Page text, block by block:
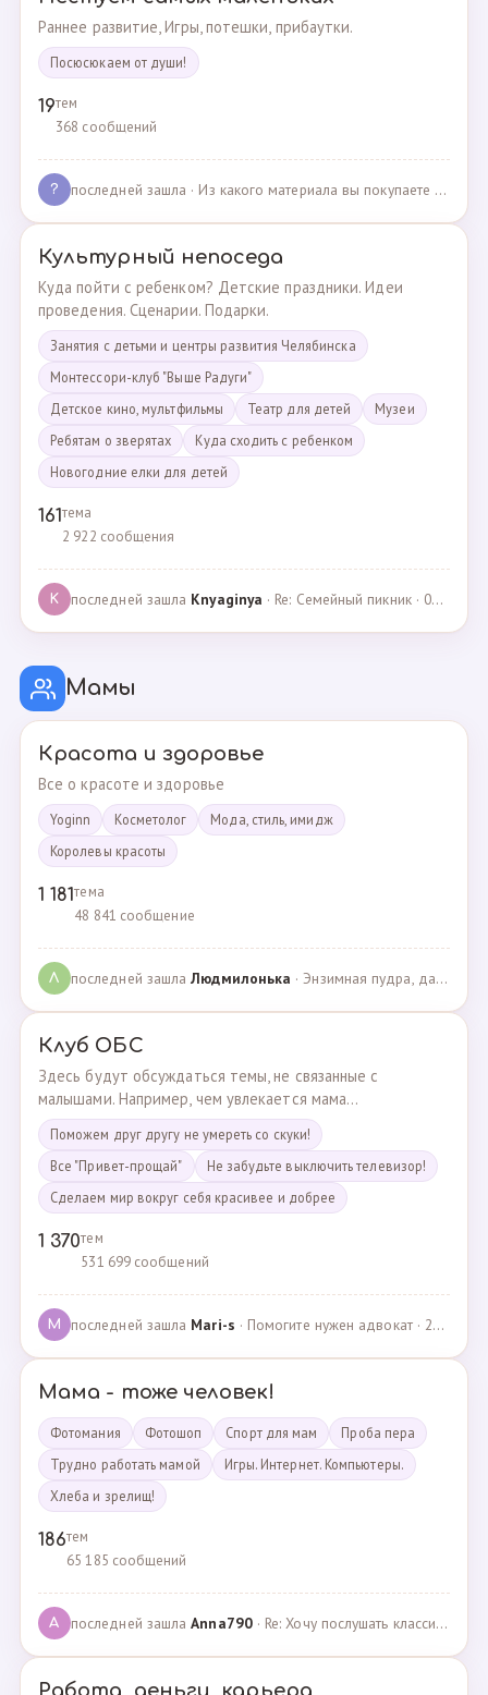
Раннее развитие, Игры, потешки, прибаутки.
Посюсюкаем от души!
19тем
368 сообщений
? последней зашла · Из какого материала вы покупаете одежду для своих д… · 03.05.2025
Культурный непоседа
Куда пойти с ребенком? Детские праздники. Идеи
проведения. Сценарии. Подарки.
Занятия с детьми и центры развития Челябинска
Монтессори-клуб "Выше Радуги"
Детское кино, мультфильмы
Театр для детей
Музеи
Ребятам о зверятах
Куда сходить с ребенком
Новогодние елки для детей
161тема
2 922 сообщения
K последней зашла Knyaginya · Re: Семейный пикник · 07.05.2025
Мамы
Красота и здоровье
Все о красоте и здоровье
Yoginn Косметолог
Мода, стиль, имидж
Королевы красоты
1 181тема
48 841 сообщение
Л последней зашлаЛюдмилонькa · Энзимная пудра, да или нет? · 29.06.2025
Клуб ОБС
Здесь будут обсуждаться темы, не связанные с
малышами. Например, чем увлекается мама...
Поможем друг другу не умереть со скуки!
Все "Привет-прощай"
Не забудьте выключить телевизор!
Сделаем мир вокруг себя красивее и добрее
1 370тем
531 699 сообщений
M последней зашла Mari-s · Помогите нужен адвокат · 24.04.2025
Мама - тоже человек!
Фотомания Фотошоп Спорт для мам
Проба пера
Трудно работать мамой
Игры. Интернет. Компьютеры.
Хлеба и зрелищ!
186тем
65 185 сообщений
A последней зашлаAnna790· Re: Хочу послушать классику · 22.03.2025
Работа, деньги, карьера